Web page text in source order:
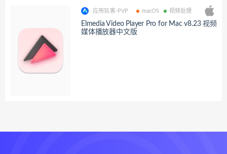
应用玩客-PVP macOS 视频处理
Elmedia Video Player Pro for Mac v8.23 视频
媒体播放器中文版